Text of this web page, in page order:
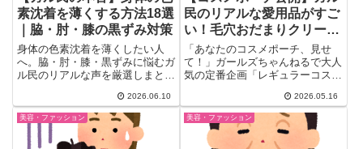
素沈着を薄くする方法18選
｜脇・肘・膝の黒ずみ対策
身体の色素沈着を薄くしたい人
へ。脇・肘・膝・黒ずみに悩むガ
ル民のリアルな声を厳選しまとめ
ンCの市販ケア、美容皮膚科の内
服薬、こすらない摩擦対策、隠す
カバーファンデまで、検索しても
出てこない本音と実体験を一気に
2026.06.10
民のリアルな愛用品がすご
い！毛穴おだまりクリーム
＆INOUI推し多数
「あなたのコスメポーチ、見せ
て！」ガールズちゃんねるで大人
気の定番企画「レギュラーコスメ
2026.05.16
美容・ファッション 美容・ファッション